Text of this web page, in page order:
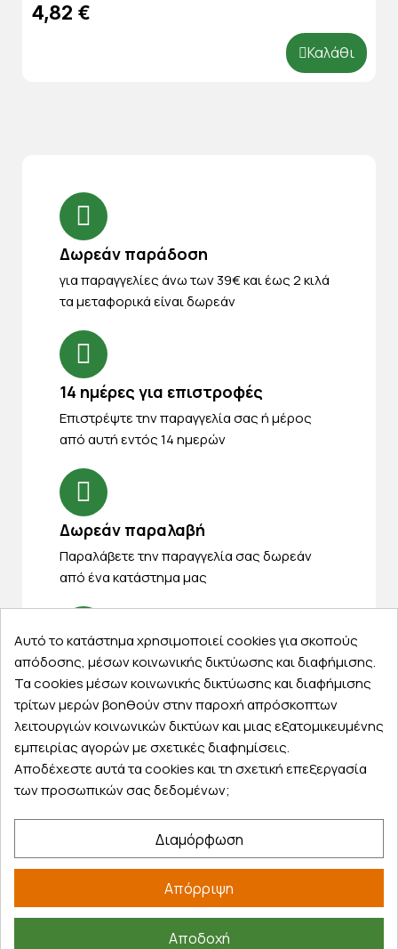
4,82 €
Καλάθι
Δωρεάν παράδοση
για παραγγελίες άνω των 39€ και έως 2 κιλά
τα μεταφορικά είναι δωρεάν
14 ημέρες για επιστροφές
Eπιστρέψτε την παραγγελία σας ή μέρος
από αυτή εντός 14 ημερών
Δωρεάν παραλαβή
Παραλάβετε την παραγγελία σας δωρεάν
από ένα κατάστημα μας
Express αποστολές
Κάντε σήμερα την παραγγελία σας και
παραλάβετε αύριο στην πόρτα σας
Εξυπηρέτηση πελατών
Λογαριασμός
Τρόποι παραγγελίας
Αυτό το κατάστημα χρησιμοποιεί cookies για σκοπούς
απόδοσης, μέσων κοινωνικής δικτύωσης και διαφήμισης.
Τα cookies μέσων κοινωνικής δικτύωσης και διαφήμισης
τρίτων μερών βοηθούν στην παροχή απρόσκοπτων
λειτουργιών κοινωνικών δικτύων και μιας εξατομικευμένης
εμπειρίας αγορών με σχετικές διαφημίσεις.
Αποδέχεστε αυτά τα cookies και τη σχετική επεξεργασία
των προσωπικών σας δεδομένων;
Διαμόρφωση
Απόρριψη
Αποδοχή